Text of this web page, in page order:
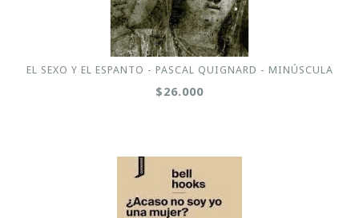
EL SEXO Y EL ESPANTO - PASCAL QUIGNARD - MINÚSCULA
$26.000